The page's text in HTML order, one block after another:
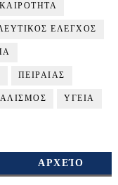
ΕΛΕΓΧΟΣ
ΠΕΙΡΑΙΑΣ
ΥΓΕΙΑ
ΑΡΧΕΊΟ